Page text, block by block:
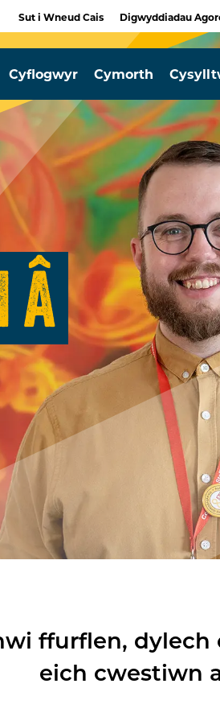
Sut i Wneud Cais Digwyddiadau
Cyflogwyr Cymorth
Â
ffurflen,
eich cwestiwn